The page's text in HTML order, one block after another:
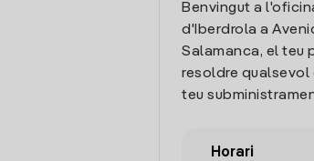
Benvingut a
d'Iberdrola a
Salamanca, el teu
resoldre
teu
Horari